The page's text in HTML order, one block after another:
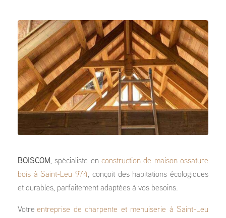
BOISCOM , spécialiste en construction de maison ossature
bois à Saint-Leu 974, conçoit des habitations écologiques
et durables, parfaitement adaptées à vos besoins.
Votreentreprise de charpente et menuiserie à Saint-Leu